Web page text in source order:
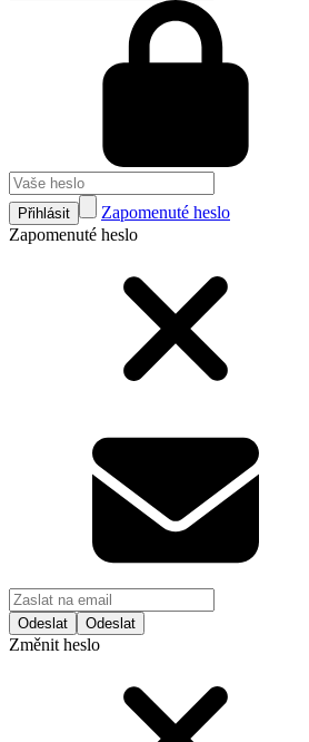
Přihlásit
Zapomenuté heslo
Zapomenuté heslo
Odeslat
Změnit heslo